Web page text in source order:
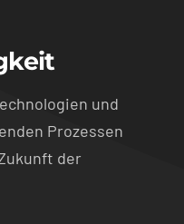
und
Prozessen
der